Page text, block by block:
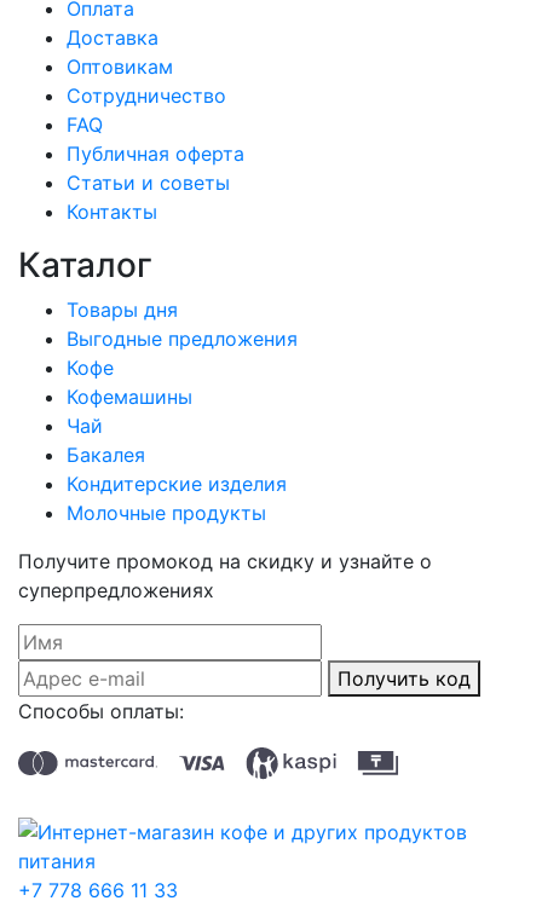
Оплата
Доставка
Оптовикам
Сотрудничество
FAQ
Публичная оферта
Статьи и советы
Контакты
Каталог
Товары дня
Выгодные предложения
Кофе
Кофемашины
Чай
Бакалея
Кондитерские изделия
Молочные продукты
Получите промокод на скидку и узнайте о
суперпредложениях
Получить код
Способы оплаты:
+7 778 666 11 33